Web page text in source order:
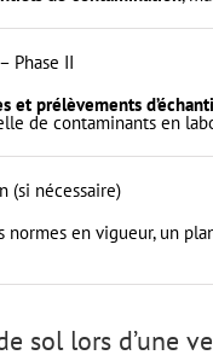
Phase II
et prélèvements
de contaminants en
(si nécessaire)
normes en vigueur, un
sol lors d’une